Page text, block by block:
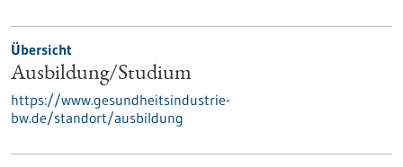
Übersicht
Ausbildung/Studium
https://www.gesundheitsindustrie-
bw.de/standort/ausbildung